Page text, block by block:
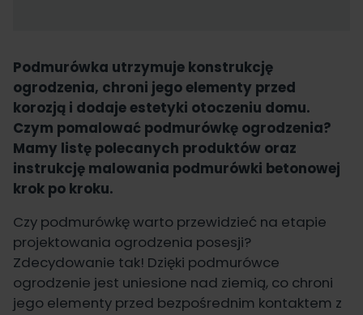
Podmurówka utrzymuje konstrukcję
ogrodzenia, chroni jego elementy przed
korozją i dodaje estetyki otoczeniu domu.
Czym pomalować podmurówkę ogrodzenia?
Mamy listę polecanych produktów oraz
instrukcję malowania podmurówki betonowej
krok po kroku.
Czy podmurówkę warto przewidzieć na etapie
projektowania ogrodzenia posesji?
Zdecydowanie tak! Dzięki podmurówce
ogrodzenie jest uniesione nad ziemią, co chroni
jego elementy przed bezpośrednim kontaktem z